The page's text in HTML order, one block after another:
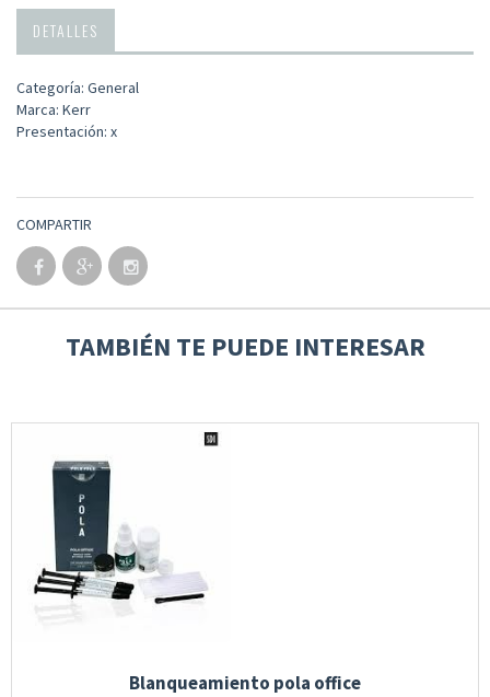
DETALLES
Categoría: General
Marca: Kerr
Presentación: x
COMPARTIR
TAMBIÉN TE PUEDE INTERESAR
Blanqueamiento pola office